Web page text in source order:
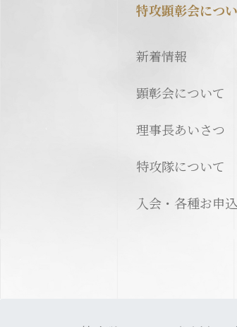
特攻顕彰会につ
新着情報
顕彰会について
理事長あいさつ
特攻隊について
入会・各種お申込